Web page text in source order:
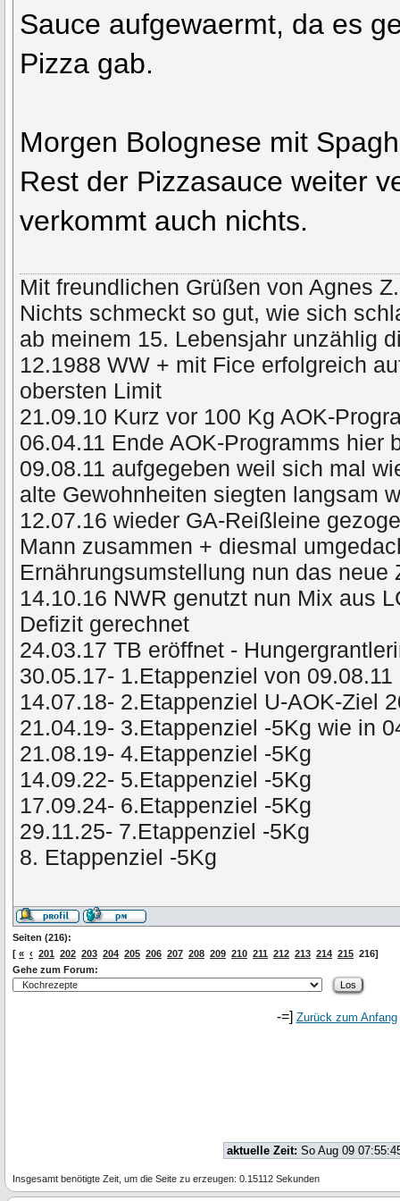
Sauce aufgewaermt, da es
Pizza gab.
Morgen Bolognese mit
Rest der Pizzasauce weiter
verkommt auch nichts.
Mit freundlichen Grüßen von Agnes Z.
Nichts schmeckt so gut, wie sich
ab meinem 15. Lebensjahr unzählig
12.1988 WW + mit Fice erfolgreich
obersten Limit
21.09.10 Kurz vor 100 Kg AOK-
06.04.11 Ende AOK-Programms hier
09.08.11 aufgegeben weil sich mal
alte Gewohnheiten siegten langsam
12.07.16 wieder GA-Reißleine
Mann zusammen + diesmal
Ernährungsumstellung nun das neue
14.10.16 NWR genutzt nun Mix aus
Defizit gerechnet
24.03.17 TB eröffnet -
30.05.17- 1.Etappenziel von 09.08.11
14.07.18- 2.Etappenziel U-AOK-Ziel
21.04.19- 3.Etappenziel -5Kg wie in
21.08.19- 4.Etappenziel -5Kg
14.09.22- 5.Etappenziel -5Kg
17.09.24- 6.Etappenziel -5Kg
29.11.25- 7.Etappenziel -5Kg
8. Etappenziel -5Kg
Seiten (216):
[ « ‹ 201 202 203 204 205 206 207 208 209 210 211 212 213 214 215 216]
Gehe zum Forum:
-=] Zurück zum Anfang
aktuelle Zeit: So Aug 09
Insgesamt benötigte Zeit, um die Seite zu erzeugen: 0.15112 Sekunden